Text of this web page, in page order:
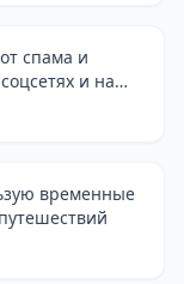
спама и
и на
временные